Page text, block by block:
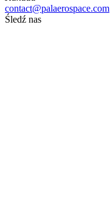
contact@palaerospace.com
Śledź nas